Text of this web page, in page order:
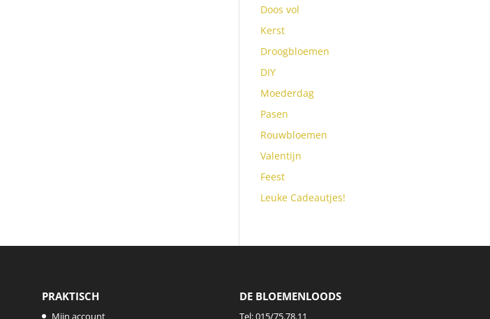
Doos vol
Kerst
Droogbloemen
DIY
Moederdag
Pasen
Rouwbloemen
Valentijn
Feest
Leuke Cadeautjes!
PRAKTISCH
Mijn account
DE BLOEMENLOODS
Tel:015/75.78.11